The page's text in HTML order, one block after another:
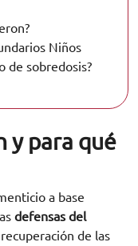
Niños
de sobredosis?
y para qué
a base
defensas del
de las